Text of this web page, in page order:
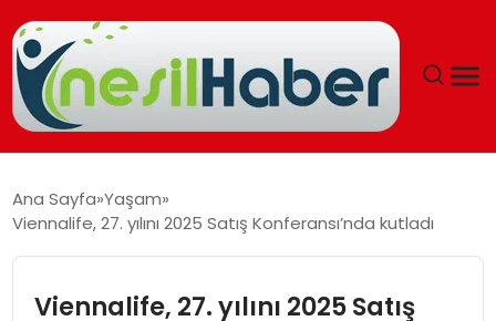
YAŞAM
Ana Sayfa Yaşam
Viennalife, 27. yılını 2025 Satış Konferansı’nda kutladı
Viennalife, 27. yılını 2025 Satış